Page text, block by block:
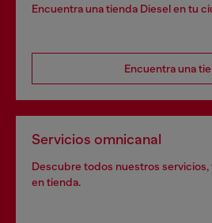
Encuentra una tienda Diesel en tu
Encuentra una
Servicios omnicanal
Descubre todos nuestros
en tienda.